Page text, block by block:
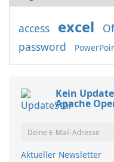
access excel
password
Kein
Apache
Aktueller Newsletter